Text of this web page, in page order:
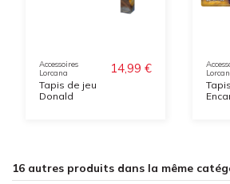
Accessoires
Lorcana
Tapis de jeu
Donald
14,99 €
16 autres produits dans la même